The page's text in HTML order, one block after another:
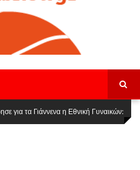
Καβάλας στην Women Basketball
για τα Γιάννενα η Εθνική Γυναικών: